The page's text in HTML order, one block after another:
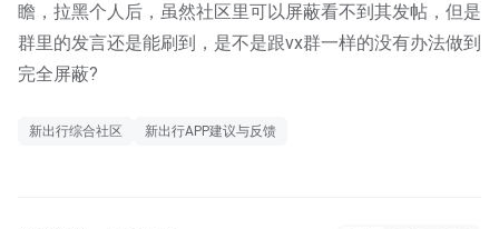
瞻，拉黑个人后，虽然社区里可以屏蔽看不到其发帖，但是
群里的发言还是能刷到，是不是跟vx群一样的没有办法做到
完全屏蔽?
新出行综合社区 新出行APP建议与反馈